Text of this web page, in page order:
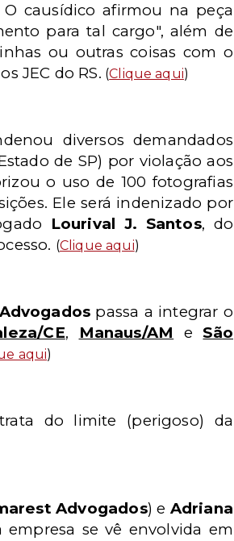
causídico afirmou na peça
para tal cargo", além de
ou outras coisas com o
JEC do RS. (Clique aqui)
diversos demandados
de SP) por violação aos
o uso de 100 fotografias
Ele será indenizado por
Lourival J. Santos, do
(Clique aqui)
passa a integrar o
CE, Manaus/AM eSão
aqui)
do limite (perigoso) da
Advogados) e Adriana
se vê envolvida em